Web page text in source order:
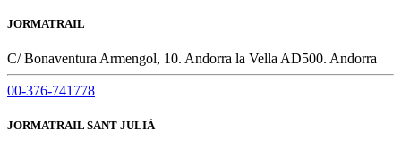
JORMATRAIL
C/ Bonaventura Armengol, 10. Andorra la Vella AD500. Andorra
00-376-741778
JORMATRAIL SANT JULIÀ